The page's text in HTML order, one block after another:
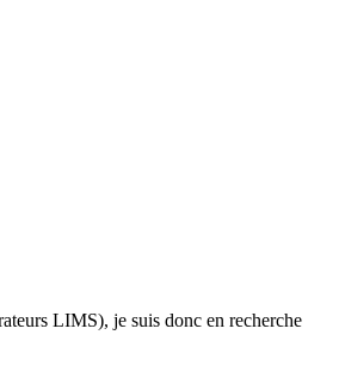
LIMS), je suis donc en recherche